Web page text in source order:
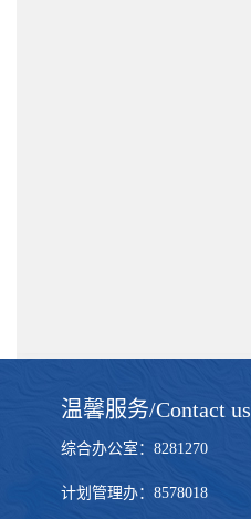
温馨服务/Contact us
综合办公室：
计划管理办：